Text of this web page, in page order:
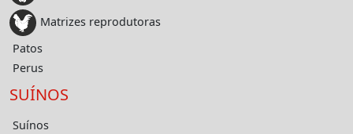
Matrizes reprodutoras
Patos
Perus
SUÍNOS
Suínos